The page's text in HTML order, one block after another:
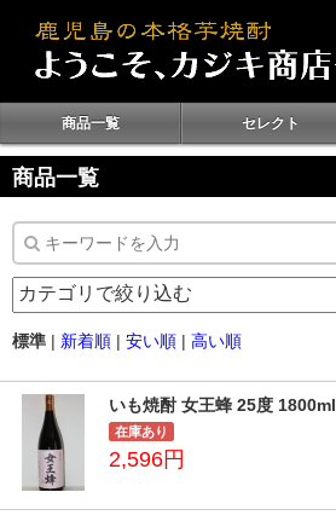
商品一覧 セレクト
商品一覧
標準 | 新着順 | 安い順 | 高い順
いも焼酎 女王蜂 25度 1800ml
在庫あり
2,596円